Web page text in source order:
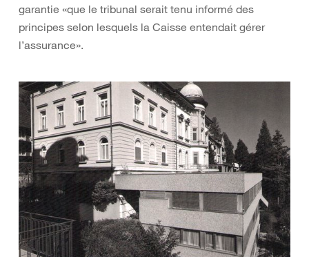
garantie «que le tribunal serait tenu informé des
principes selon lesquels la Caisse entendait gérer
l’assurance».